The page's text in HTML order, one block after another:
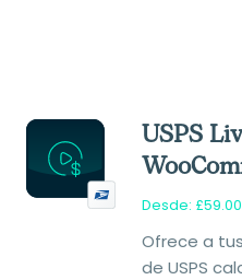
USPS
Desde: £59.00
Ofrece a
de USPS